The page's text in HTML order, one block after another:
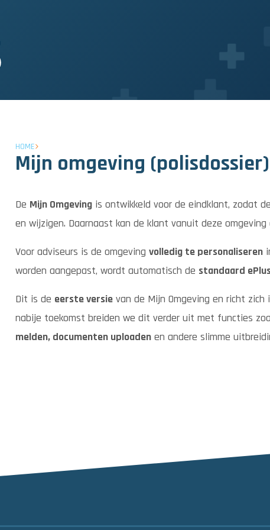
HOME
Mijn omgeving (polisdossier)
De Mijn Omgeving is ontwikkeld voor de eindklant, zodat
en wijzigen. Daarnaast kan de klant vanuit deze omgeving
Voor adviseurs is de omgeving volledig te personaliseren
worden aangepast, wordt automatisch de standaard
Dit is de eerste versie van de Mijn Omgeving en richt
nabije toekomst breiden we dit verder uit met functies
melden, documenten uploaden en andere slimme